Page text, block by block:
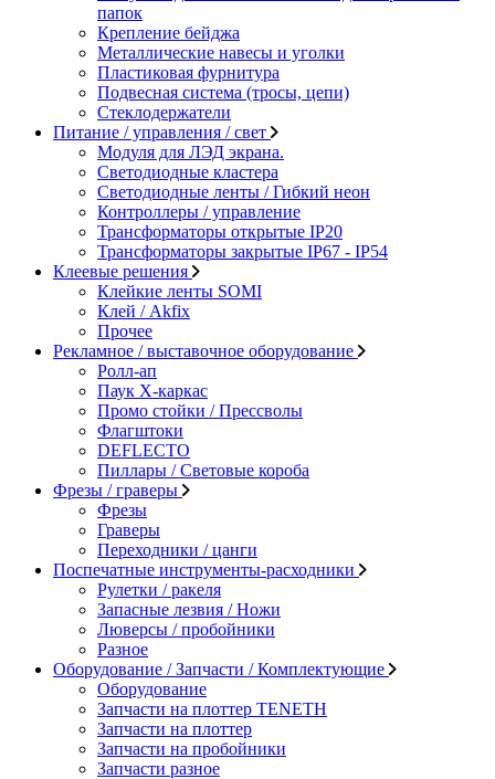
папок
Крепление бейджа
Металлические навесы и уголки
Пластиковая фурнитура
Подвесная система (тросы, цепи)
Стеклодержатели
Питание / управления / свет
Модуля для ЛЭД экрана.
Светодиодные кластера
Светодиодные ленты / Гибкий неон
Контроллеры / управление
Трансформаторы открытые IP20
Трансформаторы закрытые IP67 - IP54
Клеевые решения
Клейкие ленты SOMI
Клей / Akfix
Прочее
Рекламное / выставочное оборудование
Ролл-ап
Паук X-каркас
Промо стойки / Прессволы
Флагштоки
DEFLECTO
Пиллары / Световые короба
Фрезы / граверы
Фрезы
Граверы
Переходники / цанги
Поспечатные инструменты-расходники
Рулетки / ракеля
Запасные лезвия / Ножи
Люверсы / пробойники
Разное
Оборудование / Запчасти / Комплектующие
Оборудование
Запчасти на плоттер TENETH
Запчасти на плоттер
Запчасти на пробойники
Запчасти разное